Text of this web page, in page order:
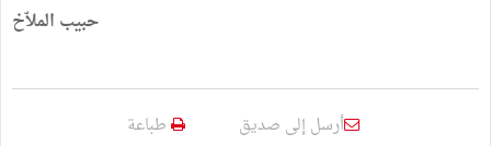
حبيب الملاّخ
أرسل إلى صديق طباعة